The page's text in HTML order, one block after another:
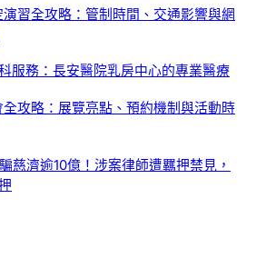
習全攻略：管制時間、交通影響與網
服務：長安醫院乳房中心的專業醫療
攻略：展覽亮點、預約機制與活動時
慈濟逾10億！涉案律師遭羈押禁見，